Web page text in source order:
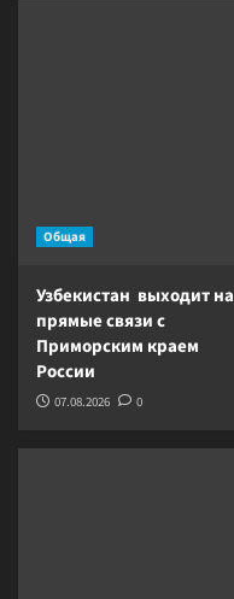
Общая
Узбекистан выходит на
прямые связи с
Приморским краем
России
07.08.2026 0